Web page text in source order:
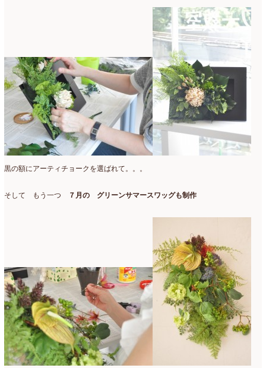
黒の額にアーティチョークを選ばれて。。。
そして もう一つ ７月の グリーンサマースワッグも制作